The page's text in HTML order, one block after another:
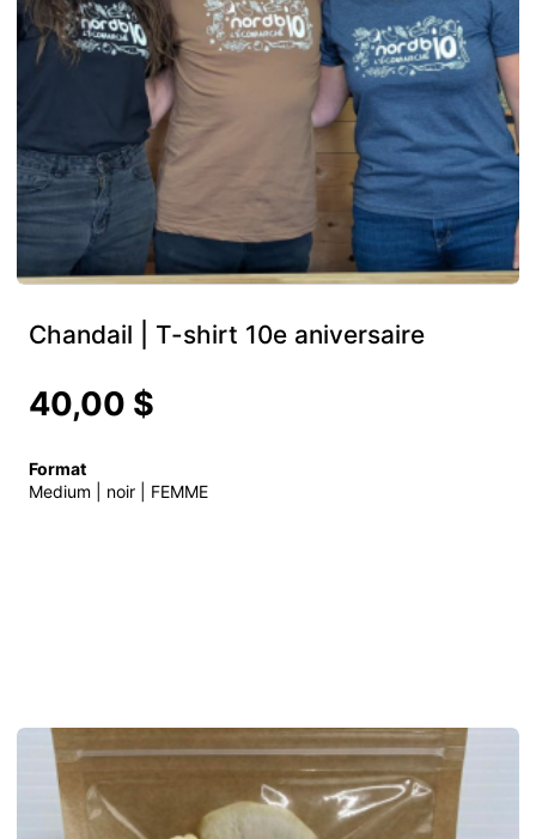
Chandail | T-shirt 10e aniversaire
40,00 $
Format
Medium | noir | FEMME